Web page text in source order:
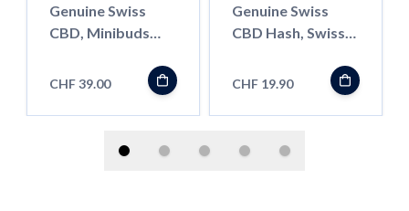
Genuine Swiss
CBD, Minibuds
10g
CHF 39.00
Genuine Swiss
CBD Hash, Swiss
CHF 19.90